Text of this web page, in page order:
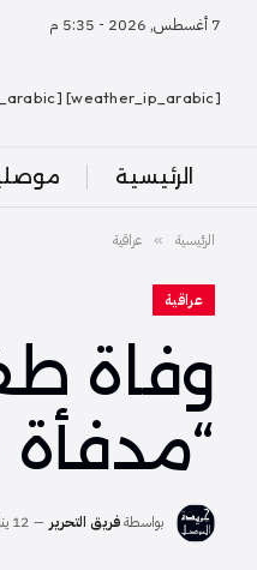
7 أغسطس, 2026 - 5:35 م
[weather_ip_arabic] [currency_usd_arabic]
الرئيسية
الرئيسية » عراقية
عراقية
وفاة
“مدفأة
بواسطةفريق التحرير 12 يناير, 2026